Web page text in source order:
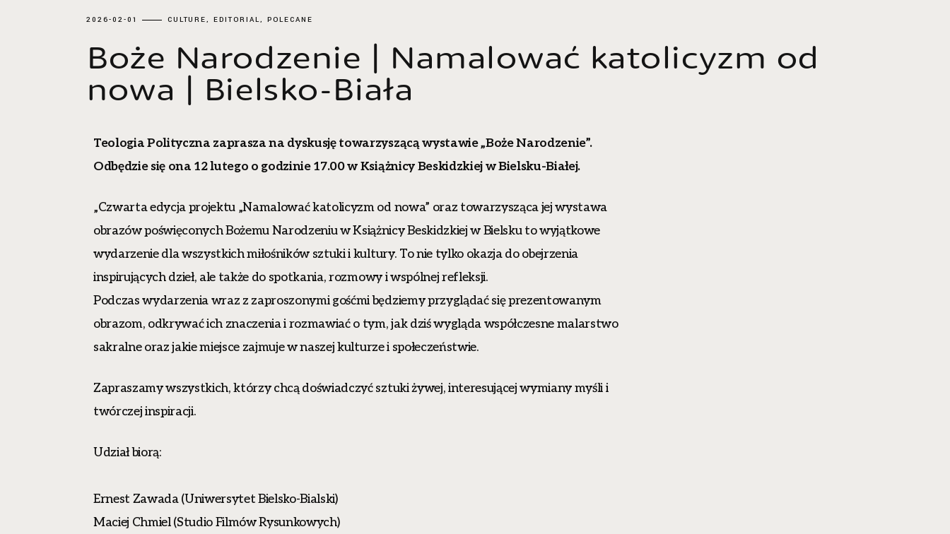
2026-02-01 CULTURE EDITORIAL POLECANE
Boże Narodzenie | Namalować katolicyzm od
nowa | Bielsko-Biała
Teologia Polityczna zaprasza na dyskusję towarzyszącą wystawie „Boże Narodzenie”.
Odbędzie się ona 12 lutego o godzinie 17.00 w Książnicy Beskidzkiej w Bielsku-Białej.
„Czwarta edycja projektu „Namalować katolicyzm od nowa” oraz towarzysząca jej wystawa
obrazów poświęconych Bożemu Narodzeniu w Książnicy Beskidzkiej w Bielsku to wyjątkowe
wydarzenie dla wszystkich miłośników sztuki i kultury. To nie tylko okazja do obejrzenia
inspirujących dzieł, ale także do spotkania, rozmowy i wspólnej refleksji.
Podczas wydarzenia wraz z zaproszonymi gośćmi będziemy przyglądać się prezentowanym
obrazom, odkrywać ich znaczenia i rozmawiać o tym, jak dziś wygląda współczesne malarstwo
sakralne oraz jakie miejsce zajmuje w naszej kulturze i społeczeństwie.
Zapraszamy wszystkich, którzy chcą doświadczyć sztuki żywej, interesującej wymiany myśli i
twórczej inspiracji.
Udział biorą:
Ernest Zawada (Uniwersytet Bielsko-Bialski)
Maciej Chmiel (Studio Filmów Rysunkowych)